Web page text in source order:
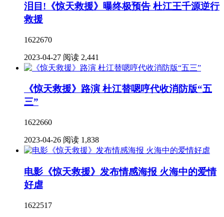
泪目!《惊天救援》曝终极预告 杜江王千源逆行
救援
1622670
2023-04-27 阅读 2,441
《惊天救援》路演 杜江替嗯哼代收消防版“五
三”
1622660
2023-04-26 阅读 1,838
电影《惊天救援》发布情感海报 火海中的爱情
好虐
1622517